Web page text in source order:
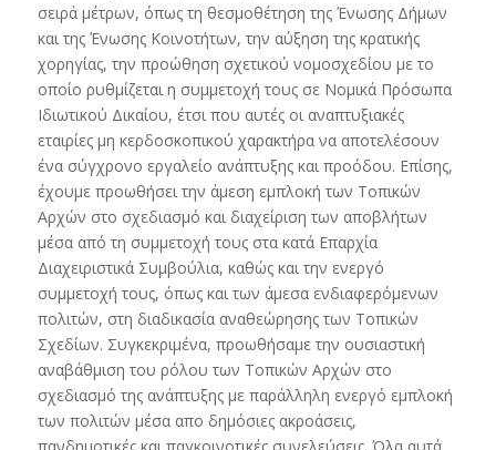
σειρά μέτρων, όπως τη θεσμοθέτηση της Ένωσης Δήμων
και της Ένωσης Κοινοτήτων, την αύξηση της κρατικής
χορηγίας, την προώθηση σχετικού νομοσχεδίου με το
οποίο ρυθμίζεται η συμμετοχή τους σε Νομικά Πρόσωπα
Ιδιωτικού Δικαίου, έτσι που αυτές οι αναπτυξιακές
εταιρίες μη κερδοσκοπικού χαρακτήρα να αποτελέσουν
ένα σύγχρονο εργαλείο ανάπτυξης και προόδου. Επίσης,
έχουμε προωθήσει την άμεση εμπλοκή των Τοπικών
Αρχών στο σχεδιασμό και διαχείριση των αποβλήτων
μέσα από τη συμμετοχή τους στα κατά Επαρχία
Διαχειριστικά Συμβούλια, καθώς και την ενεργό
συμμετοχή τους, όπως και των άμεσα ενδιαφερόμενων
πολιτών, στη διαδικασία αναθεώρησης των Τοπικών
Σχεδίων. Συγκεκριμένα, προωθήσαμε την ουσιαστική
αναβάθμιση του ρόλου των Τοπικών Αρχών στο
σχεδιασμό της ανάπτυξης με παράλληλη ενεργό εμπλοκή
των πολιτών μέσα απο δημόσιες ακροάσεις,